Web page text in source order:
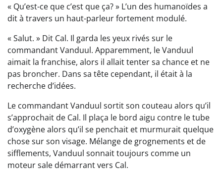
« Qu’est-ce que c’est que ça? » L’un des humanoïdes a
dit à travers un haut-parleur fortement modulé.
« Salut. » Dit Cal. Il garda les yeux rivés sur le
commandant Vanduul. Apparemment, le Vanduul
aimait la franchise, alors il allait tenter sa chance et ne
pas broncher. Dans sa tête cependant, il était à la
recherche d’idées.
Le commandant Vanduul sortit son couteau alors qu’il
s’approchait de Cal. Il plaça le bord aigu contre le tube
d’oxygène alors qu’il se penchait et murmurait quelque
chose sur son visage. Mélange de grognements et de
sifflements, Vanduul sonnait toujours comme un
moteur sale démarrant vers Cal.